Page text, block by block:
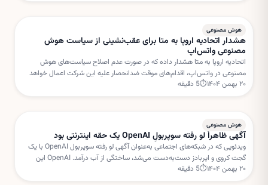
هوش مصنوعی
هشدار اتحادیه اروپا به متا برای عقب‌نشینی از سیاست هوش
مصنوعی واتس‌اپ
اتحادیه اروپا به متا هشدار داده که در صورت عدم اصلاح سیاست‌های هوش
مصنوعی در واتس‌اپ، اقدام‌های موقت ضدانحصار علیه این شرکت اعمال خواهد
شد. بروکسل نگران استفاده متا از داده‌های کاربران برای خدمات هوش مصنوعی
۲۰ بهمن ۱۴۰۴ ⏱
5 دقیقه
هوش مصنوعی
آگهی ظاهراً لو رفته سوپربولِ OpenAI یک حقه اینترنتی بود
ویدئویی که در شبکه‌های اجتماعی به‌عنوان آگهی لو رفته سوپربول OpenAI با یک
گجت کروی و ایربادز دست‌به‌دست می‌شد، ساختگی از آب درآمد. OpenAI این
داستان را «فیک نیوز» خوانده است.
۲۰ بهمن ۱۴۰۴ ⏱
5 دقیقه